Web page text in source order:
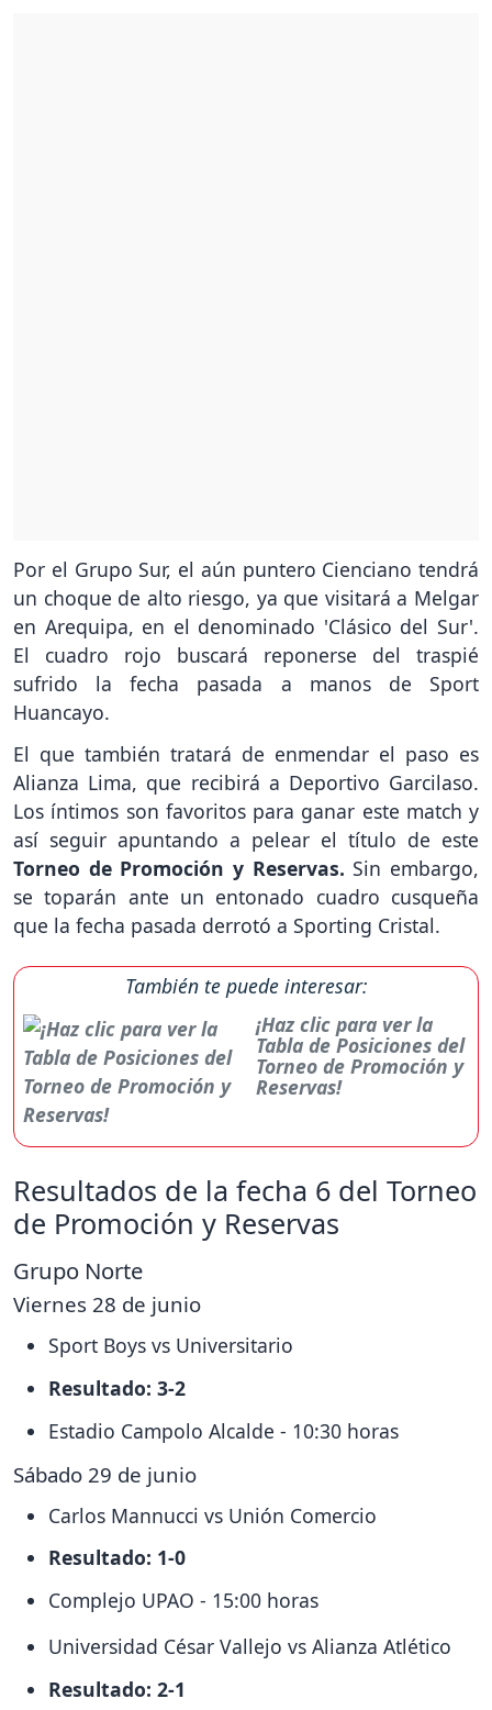
Por el Grupo Sur, el aún puntero Cienciano tendrá
un choque de alto riesgo, ya que visitará a Melgar
en Arequipa, en el denominado 'Clásico del Sur'.
El cuadro rojo buscará reponerse del traspié
sufrido la fecha pasada a manos de Sport
Huancayo.
El que también tratará de enmendar el paso es
Alianza Lima, que recibirá a Deportivo Garcilaso.
Los íntimos son favoritos para ganar este match y
así seguir apuntando a pelear el título de este
Torneo de Promoción y Reservas.Sin embargo,
se toparán ante un entonado cuadro cusqueña
que la fecha pasada derrotó a Sporting Cristal.
También te puede interesar:
¡Haz clic para ver la
Tabla de Posiciones del
Torneo de Promoción y
Reservas!
Resultados de la fecha 6 del Torneo
de Promoción y Reservas
Grupo Norte
Viernes 28 de junio
Sport Boys vs Universitario
Resultado: 3-2
Estadio Campolo Alcalde - 10:30 horas
Sábado 29 de junio
Carlos Mannucci vs Unión Comercio
Resultado: 1-0
Complejo UPAO - 15:00 horas
Universidad César Vallejo vs Alianza Atlético
Resultado: 2-1